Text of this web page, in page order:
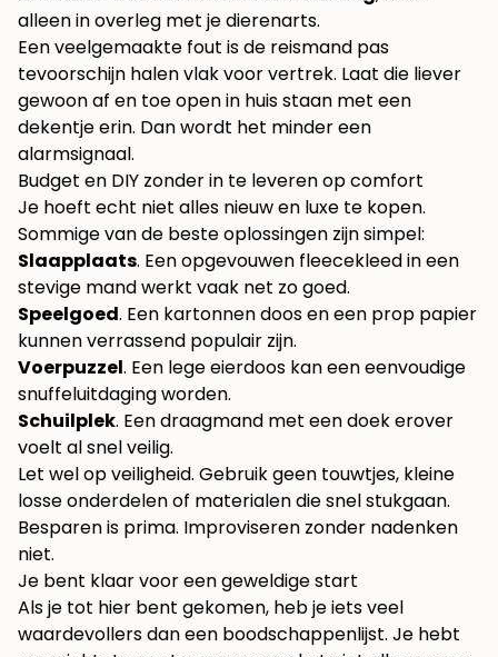
alleen in overleg met je dierenarts.
Een veelgemaakte fout is de reismand pas
tevoorschijn halen vlak voor vertrek. Laat die liever
gewoon af en toe open in huis staan met een
dekentje erin. Dan wordt het minder een
alarmsignaal.
Budget en DIY zonder in te leveren op comfort
Je hoeft echt niet alles nieuw en luxe te kopen.
Sommige van de beste oplossingen zijn simpel:
Slaapplaats. Een opgevouwen fleecekleed in een
stevige mand werkt vaak net zo goed.
Speelgoed. Een kartonnen doos en een prop papier
kunnen verrassend populair zijn.
Voerpuzzel. Een lege eierdoos kan een eenvoudige
snuffeluitdaging worden.
Schuilplek. Een draagmand met een doek erover
voelt al snel veilig.
Let wel op veiligheid. Gebruik geen touwtjes, kleine
losse onderdelen of materialen die snel stukgaan.
Besparen is prima. Improviseren zonder nadenken
niet.
Je bent klaar voor een geweldige start
Als je tot hier bent gekomen, heb je iets veel
waardevollers dan een boodschappenlijst. Je hebt